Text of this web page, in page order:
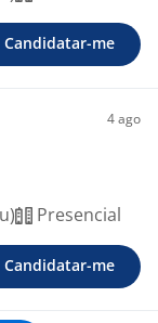
Candidatar-me
4 ago
Presencial
Candidatar-me